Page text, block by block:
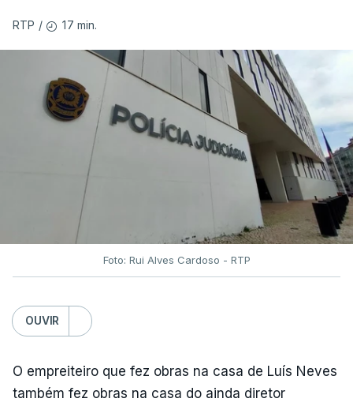
RTP / 17 min.
Foto: Rui Alves Cardoso - RTP
OUVIR
O empreiteiro que fez obras na casa de Luís Neves
também fez obras na casa do ainda diretor